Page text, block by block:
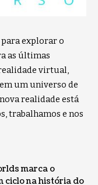
explorar o
as últimas
virtual,
um universo de
realidade está
trabalhamos e nos
marca o
ciclo na história do